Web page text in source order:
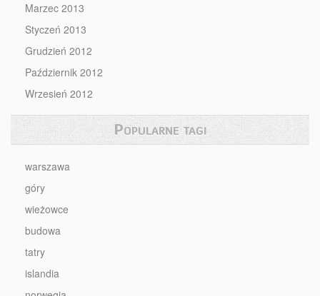
Marzec 2013
Styczeń 2013
Grudzień 2012
Październik 2012
Wrzesień 2012
Popularne tagi
warszawa
góry
wieżowce
budowa
tatry
islandia